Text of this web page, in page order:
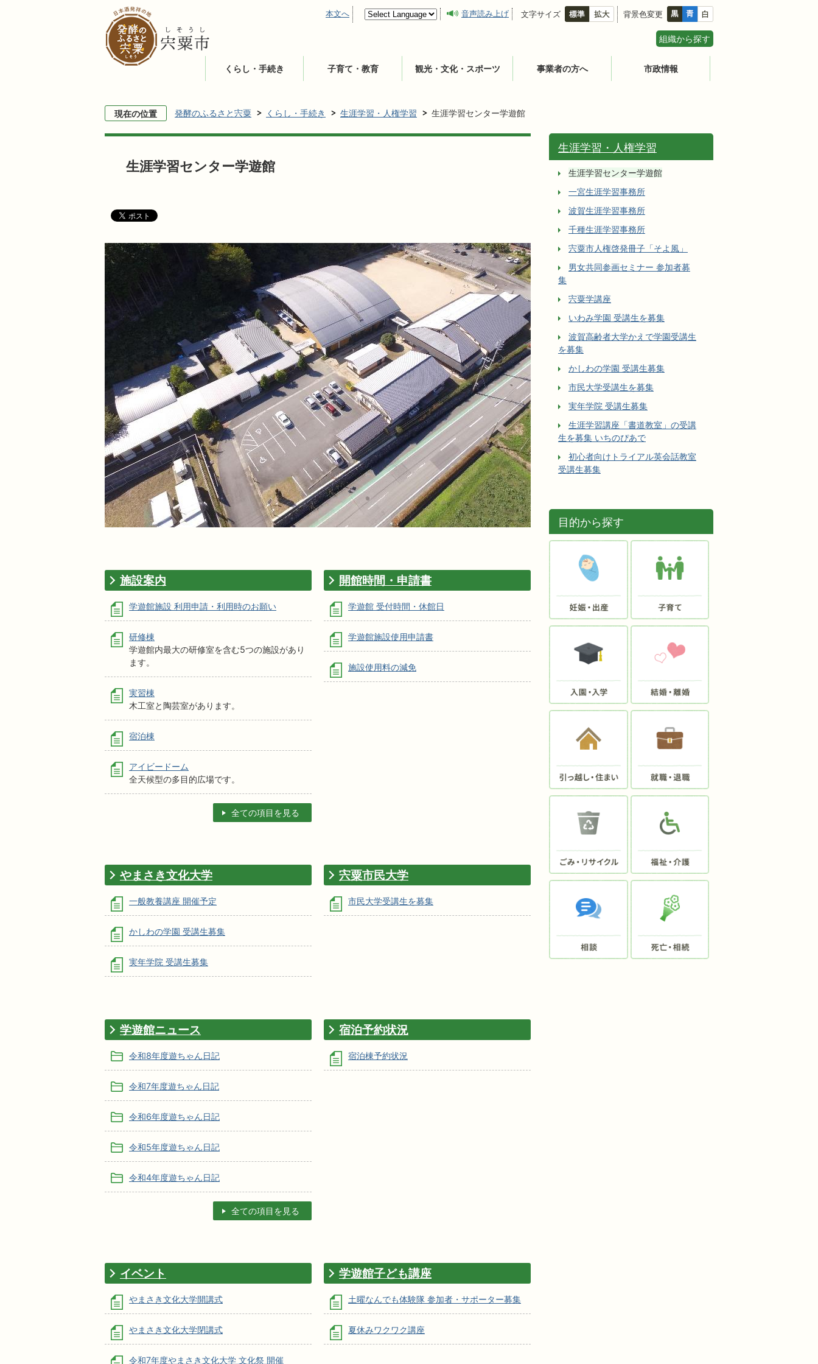
本文へ 音声読み上げ 文字サイズ 背景色変更
組織から探す
くらし・手続き 子育て・教育 観光・文化・スポーツ 事業者の方へ 市政情報
現在の位置 発酵のふるさと宍粟 くらし・手続き 生涯学習・人権学習 生涯学習センター学遊館
生涯学習センター学遊館
施設案内
学遊館施設 利用申請・利用時のお願い
研修棟
学遊館内最大の研修室を含む5つの施設があり
ます。
実習棟
木工室と陶芸室があります。
宿泊棟
アイビードーム
全天候型の多目的広場です。
全ての項目を見る
開館時間・申請書
学遊館 受付時間・休館日
学遊館施設使用申請書
施設使用料の減免
やまさき文化大学
一般教養講座 開催予定
かしわの学園 受講生募集
実年学院 受講生募集
宍粟市民大学
市民大学受講生を募集
学遊館ニュース
令和8年度遊ちゃん日記
令和7年度遊ちゃん日記
令和6年度遊ちゃん日記
令和5年度遊ちゃん日記
令和4年度遊ちゃん日記
全ての項目を見る
宿泊予約状況
宿泊棟予約状況
イベント
やまさき文化大学開講式
やまさき文化大学閉講式
令和7年度やまさき文化大学 文化祭 開催
学遊館子ども講座
土曜なんでも体験隊 参加者・サポーター募集
夏休みワクワク講座
生涯学習・人権学習
生涯学習センター学遊館
一宮生涯学習事務所
波賀生涯学習事務所
千種生涯学習事務所
宍粟市人権啓発冊子「そよ風」
男女共同参画セミナー 参加者募
集
宍粟学講座
いわみ学園 受講生を募集
波賀高齢者大学かえで学園受講生
を募集
かしわの学園 受講生募集
市民大学受講生を募集
実年学院 受講生募集
生涯学習講座「書道教室」の受講
生を募集 いちのぴあで
初心者向けトライアル英会話教室
受講生募集
目的から探す